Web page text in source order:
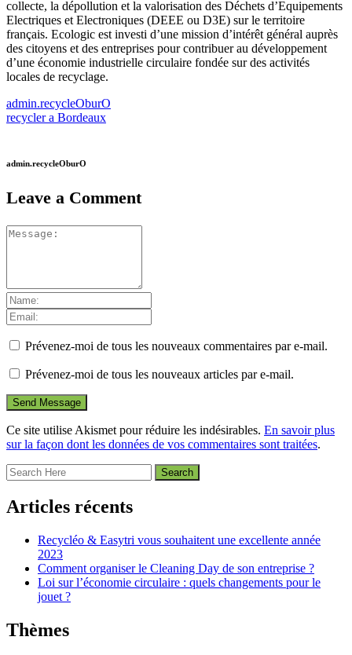
collecte, la dépollution et la valorisation des Déchets d’Equipements
Electriques et Electroniques (DEEE ou D3E) sur le territoire
français. Ecologic est investi d’une mission d’intérêt général auprès
des citoyens et des entreprises pour contribuer au développement
d’une économie industrielle circulaire fondée sur des activités
locales de recyclage.
admin.recycleOburO
recycler a Bordeaux
admin.recycleOburO
Leave a Comment
Prévenez-moi de tous les nouveaux commentaires par e-mail.
Prévenez-moi de tous les nouveaux articles par e-mail.
Ce site utilise Akismet pour réduire les indésirables. En savoir plus
sur la façon dont les données de vos commentaires sont traitées.
Articles récents
Recycléo & Easytri vous souhaitent une excellente année
2023
Comment organiser le Cleaning Day de son entreprise ?
Loi sur l’économie circulaire : quels changements pour le
jouet ?
Thèmes